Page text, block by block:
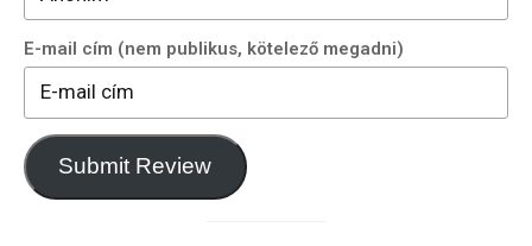
E-mail cím (nem publikus, kötelező megadni)
Submit Review